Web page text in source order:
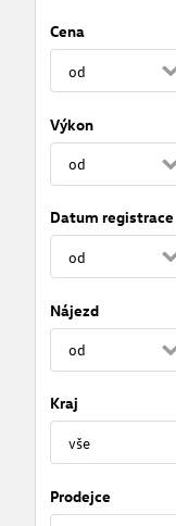
Cena
Výkon
Datum registrace
Nájezd
Kraj
Prodejce